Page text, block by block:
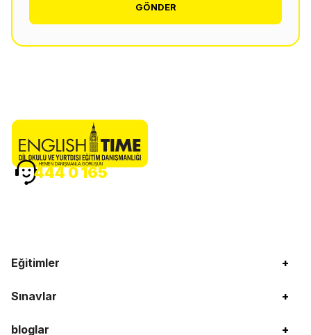
GÖNDER
Eğitimler +
Sınavlar +
bloglar +
HEMEN DANIŞMANLA GÖRÜŞÜN
444 0 165